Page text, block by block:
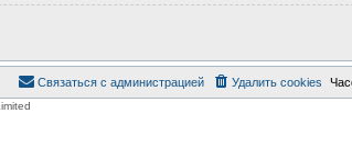
Удалить cookies
Связаться с администрацией